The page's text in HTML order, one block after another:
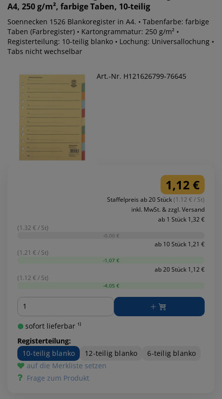
A4, 250 g/m², farbige Taben, 10-teilig
Soennecken 1526 Blankoregister in A4. • Tabenfarbe: farbige
Taben (Farbregister) • Kartongrammatur: 250 g/m² •
Registerteilung: 10-teilig blanko • Lochung: Universallochung •
Tabs nicht wechselbar
Art.-Nr. H121626799-76645
1,12 €
Staffelpreis ab 20 Stück(1.12 € / St)
inkl. MwSt. & zzgl. Versand
ab 1 Stück 1,32 €
(1.32 € / St)
-0,00 €
ab 10 Stück 1,21 €
(1.21 € / St)
-1,07 €
ab 20 Stück 1,12 €
(1.12 € / St)
-4,05 €
Menge
sofort lieferbar ¹⁾
Registerteilung:
10-teilig blanko
12-teilig blanko
6-teilig blanko
auf die Merkliste setzen
Frage zum Produkt